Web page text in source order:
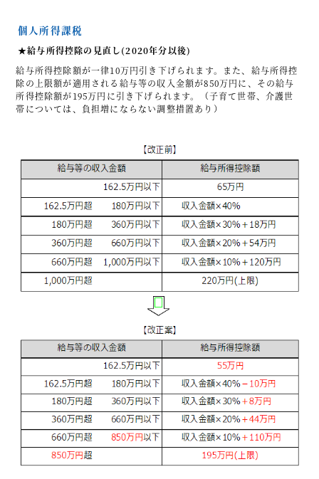
個人所得課税
★給与所得控除の見直し(2020年分以後)
給与所得控除額が一律10万円引き下げられます。また、給与所得控
除の上限額が適用される給与等の収入金額が850万円に、その給与
所得控除額が195万円に引き下げられます。（子育て世帯、介護世
帯については、負担増にならない調整措置あり）